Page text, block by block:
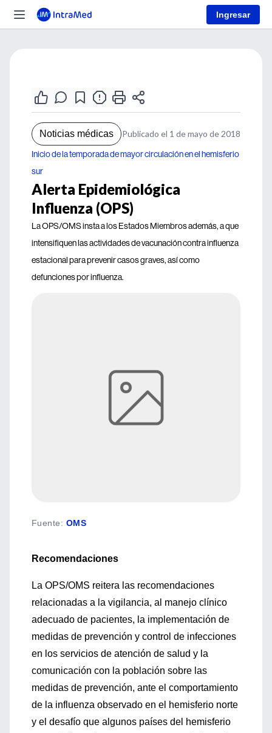
Ingresar
Noticias médicas Publicado el 1 de mayo de 2018
Inicio de la temporada de mayor circulación en el hemisferio
sur
Alerta Epidemiológica
Influenza (OPS)
La OPS/OMS insta a los Estados Miembros además, a que
intensifiquen las actividades de vacunación contra influenza
estacional para prevenir casos graves, así como
defunciones por influenza.
Fuente: OMS
Recomendaciones
La OPS/OMS reitera las recomendaciones
relacionadas a la vigilancia, al manejo clínico
adecuado de pacientes, la implementación de
medidas de prevención y control de infecciones
en los servicios de atención de salud y la
comunicación con la población sobre las
medidas de prevención, ante el comportamiento
de la influenza observado en el hemisferio norte
y el desafío que algunos países del hemisferio